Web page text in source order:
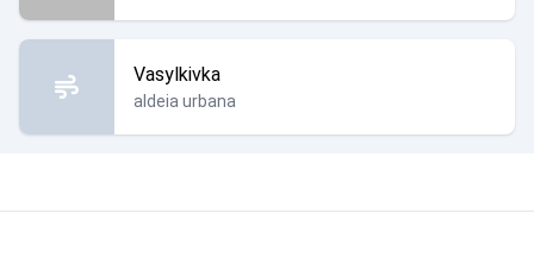
Vasylkivka
aldeia urbana